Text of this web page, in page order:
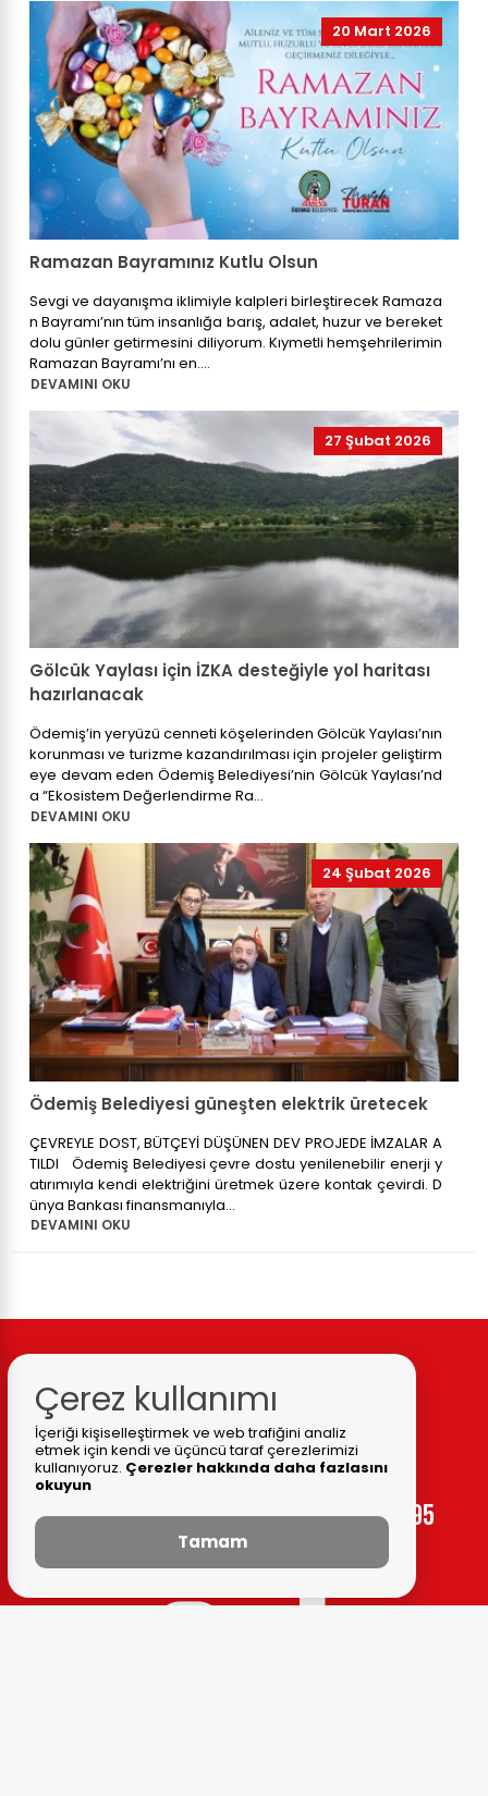
20 Mart 2026
Ramazan Bayramınız Kutlu Olsun
Sevgi ve dayanışma iklimiyle kalpleri birleştirecek Ramaza
n Bayramı’nın tüm insanlığa barış, adalet, huzur ve bereket
dolu günler getirmesini diliyorum. Kıymetli hemşehrilerimin
Ramazan Bayramı’nı en....
DEVAMINI OKU
27 Şubat 2026
Gölcük Yaylası için İZKA desteğiyle yol haritası
hazırlanacak
Ödemiş’in yeryüzü cenneti köşelerinden Gölcük Yaylası’nın
korunması ve turizme kazandırılması için projeler geliştirm
eye devam eden Ödemiş Belediyesi’nin Gölcük Yaylası’nd
a “Ekosistem Değerlendirme Ra...
DEVAMINI OKU
24 Şubat 2026
Ödemiş Belediyesi güneşten elektrik üretecek
ÇEVREYLE DOST, BÜTÇEYİ DÜŞÜNEN DEV PROJEDE İMZALAR A
TILDI Ödemiş Belediyesi çevre dostu yenilenebilir enerji y
atırımıyla kendi elektriğini üretmek üzere kontak çevirdi. D
ünya Bankası finansmanıyla...
DEVAMINI OKU
444 33 95
Çerez kullanımı
İçeriği kişiselleştirmek ve web trafiğini analiz
etmek için kendi ve üçüncü taraf çerezlerimizi
kullanıyoruz. Çerezler hakkında daha fazlasını
okuyun
Tamam